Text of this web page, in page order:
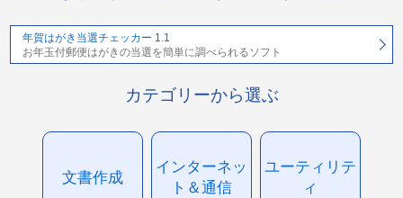
年賀はがき当選チェッカー 1.1
お年玉付郵便はがきの当選を簡単に調べられるソフト
カテゴリーから選ぶ
文書作成
インターネッ
ト＆通信
ユーティリテ
ィ